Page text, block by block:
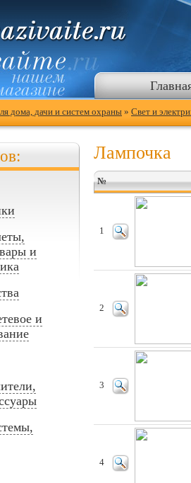
дома, дачи и систем охраны » Свет и
и
и
Лампочка
№
1
2
3
4